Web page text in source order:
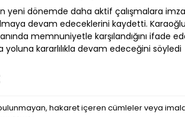
yeni dönemde daha aktif çalışmalara
devam edeceklerini kaydetti.
memnuniyetle karşılandığını ifade
yoluna kararlılıkla devam edeceğini söyledi
hakaret içeren cümleler veya